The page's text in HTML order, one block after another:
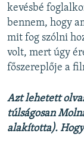
kevésbé
bennem, hogy
mit fog szólni
volt, mert úgy
főszereplője a
Azt lehetett
túlságosan
alakította).